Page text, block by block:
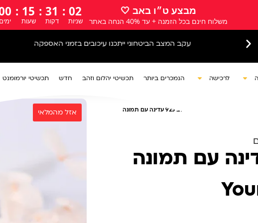
מבצע ט״ו באב 🤍
משלוח חינם בכל הזמנה + עד 40% הנחה באתר
00
שניות
:
31
דקות
:
15
שעות
:
ימים
עם ישראל חי🇮🇱
לרכישה הנמכרים ביותר תכשיטי יהלום וזהב חדש תכשיטי יורמומנט
/ שרשרת לב 925 עדינה עם תמונה
לב 925 עדינה עם תמונה